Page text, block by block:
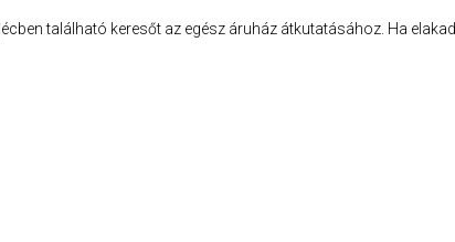
található keresőt az egész áruház átkutatásához. Ha